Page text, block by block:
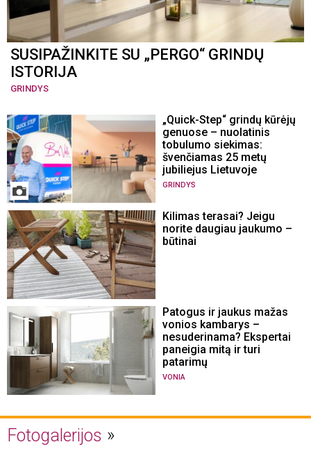
SUSIPAŽINKITE SU „PERGO“ GRINDŲ
ISTORIJA
GRINDYS
„Quick-Step“ grindų kūrėjų
genuose – nuolatinis
tobulumo siekimas:
švenčiamas 25 metų
jubiliejus Lietuvoje
GRINDYS
Kilimas terasai? Jeigu
norite daugiau jaukumo –
būtinai
Patogus ir jaukus mažas
vonios kambarys –
nesuderinama? Ekspertai
paneigia mitą ir turi
patarimų
VONIA
Fotogalerijos